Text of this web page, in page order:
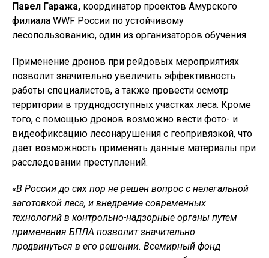
Павел Гаража, координатор проектов Амурского
филиала WWF России по устойчивому
лесопользованию, один из организаторов обучения.
Применение дронов при рейдовых мероприятиях
позволит значительно увеличить эффективность
работы специалистов, а также провести осмотр
территории в труднодоступных участках леса. Кроме
того, с помощью дронов возможно вести фото- и
видеофиксацию лесонарушения с геопривязкой, что
дает возможность применять данные материалы при
расследовании преступлений.
«В России до сих пор не решен вопрос с нелегальной
заготовкой леса, и внедрение современных
технологий в контрольно-надзорные органы путем
применения БПЛА позволит значительно
продвинуться в его решении. Всемирный фонд